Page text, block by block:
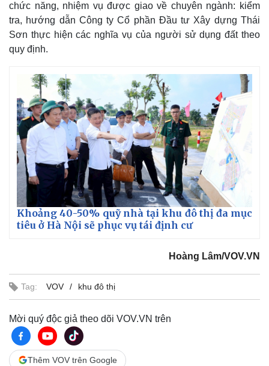
chức năng, nhiệm vụ được giao về chuyên ngành: kiểm
tra, hướng dẫn Công ty Cổ phần Đầu tư Xây dựng Thái
Sơn thực hiện các nghĩa vụ của người sử dụng đất theo
quy định.
Khoảng 40-50% quỹ nhà tại khu đô thị đa mục
tiêu ở Hà Nội sẽ phục vụ tái định cư
Hoàng Lâm/VOV.VN
Tag: VOV khu đô thị
Mời quý độc giả theo dõi VOV.VN trên
Thêm VOV trên Google